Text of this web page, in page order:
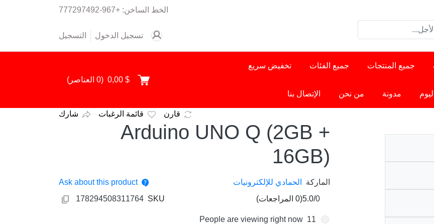
الخط الساخن: +967-777297492
تسجيل الدخول التسجيل
جميع المنتجات جميع الفئات تخفيض سريع
مدونة من نحن الإتصال بنا
$ 0,00
(
0 العناصر)
قارن قائمة الرغبات شارك
Arduino UNO Q (2GB +
16GB)
الماركة الحمادي للإلكترونيات
Ask about this product
0
/5.0 (0 المراجعات) SKU
178294508311764
11
People are viewing right now